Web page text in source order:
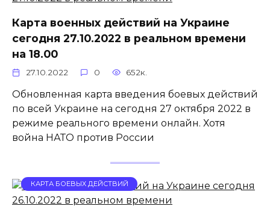
Карта военных действий на Украине
сегодня 27.10.2022 в реальном времени
на 18.00
27.10.2022 0 652к.
Обновленная карта введения боевых действий
по всей Украине на сегодня 27 октября 2022 в
режиме реального времени онлайн. Хотя
война НАТО против России
КАРТА БОЕВЫХ ДЕЙСТВИЙ